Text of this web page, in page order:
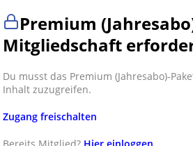
Premium
Mitgliedschaft
Du musst das Premium (Jahresabo)-
Inhalt zuzugreifen.
Zugang freischalten